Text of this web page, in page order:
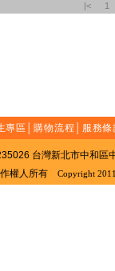
|< 1
專區 │購物流程 服務條
台灣新北市中和
作權人所有
Copyright